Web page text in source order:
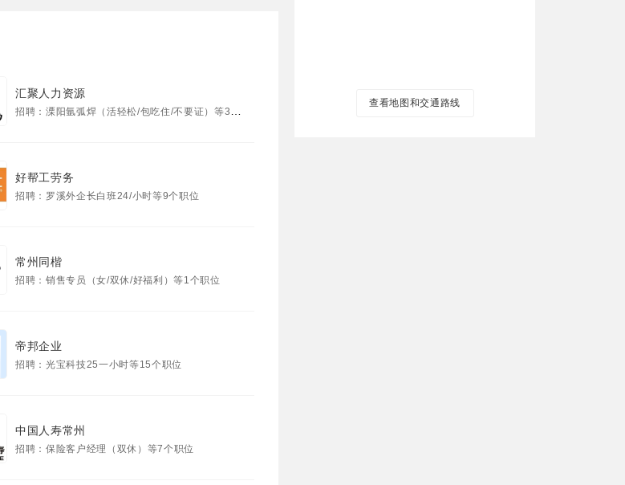
汇聚人力资源
招聘：溧阳氩弧焊（活轻松/包吃住/不要证）等3个职位
好帮工劳务
招聘：罗溪外企长白班24/小时等9个职位
常州同楷
招聘：销售专员（女/双休/好福利）等1个职位
帝邦企业
招聘：光宝科技25一小时等15个职位
中国人寿常州
招聘：保险客户经理（双休）等7个职位
查看地图和交通路线